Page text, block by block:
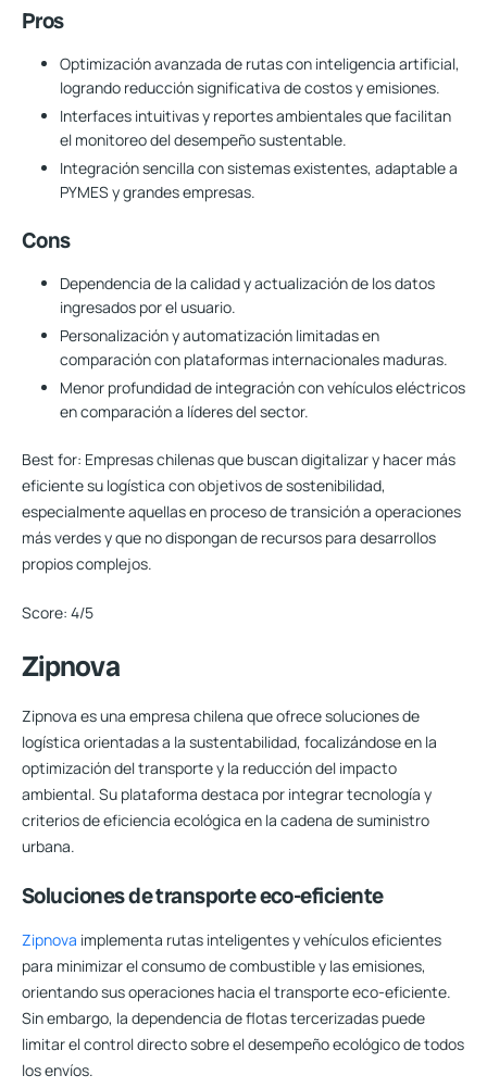
Pros
Optimización avanzada de rutas con inteligencia artificial,
logrando reducción significativa de costos y emisiones.
Interfaces intuitivas y reportes ambientales que facilitan
el monitoreo del desempeño sustentable.
Integración sencilla con sistemas existentes, adaptable a
PYMES y grandes empresas.
Cons
Dependencia de la calidad y actualización de los datos
ingresados por el usuario.
Personalización y automatización limitadas en
comparación con plataformas internacionales maduras.
Menor profundidad de integración con vehículos eléctricos
en comparación a líderes del sector.
Best for: Empresas chilenas que buscan digitalizar y hacer más
eficiente su logística con objetivos de sostenibilidad,
especialmente aquellas en proceso de transición a operaciones
más verdes y que no dispongan de recursos para desarrollos
propios complejos.
Score: 4/5
Zipnova
Zipnova es una empresa chilena que ofrece soluciones de
logística orientadas a la sustentabilidad, focalizándose en la
optimización del transporte y la reducción del impacto
ambiental. Su plataforma destaca por integrar tecnología y
criterios de eficiencia ecológica en la cadena de suministro
urbana.
Soluciones de transporte eco-eficiente
Zipnova implementa rutas inteligentes y vehículos eficientes
para minimizar el consumo de combustible y las emisiones,
orientando sus operaciones hacia el transporte eco-eficiente.
Sin embargo, la dependencia de flotas tercerizadas puede
limitar el control directo sobre el desempeño ecológico de todos
los envíos.